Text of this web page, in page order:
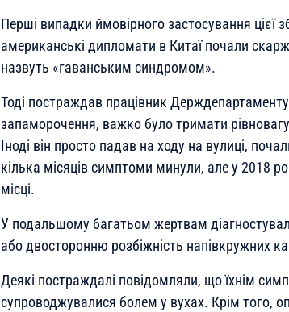
Перші випадки ймовірного застосування цієї
американські дипломати в Китаї почали
назвуть «гаванським синдромом».
Тоді постраждав працівник
запаморочення, важко було тримати
Іноді він просто падав на ходу на вулиці,
кілька місяців симптоми минули, але у 2018
місці.
У подальшому багатьом жертвам
або двосторонню розбіжність напівкружних
Деякі постраждалі повідомляли, що їхнім
супроводжувалися болем у вухах. Крім того,